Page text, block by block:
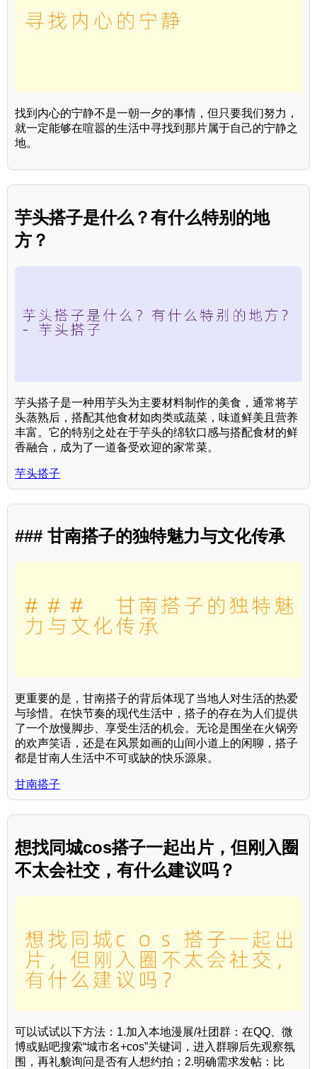
找到内心的宁静不是一朝一夕的事情，但只要我们努力，
就一定能够在喧嚣的生活中寻找到那片属于自己的宁静之
地。
芋头搭子是什么？有什么特别的地
方？
芋头搭子是一种用芋头为主要材料制作的美食，通常将芋
头蒸熟后，搭配其他食材如肉类或蔬菜，味道鲜美且营养
丰富。它的特别之处在于芋头的绵软口感与搭配食材的鲜
香融合，成为了一道备受欢迎的家常菜。
芋头搭子
### 甘南搭子的独特魅力与文化传承
更重要的是，甘南搭子的背后体现了当地人对生活的热爱
与珍惜。在快节奏的现代生活中，搭子的存在为人们提供
了一个放慢脚步、享受生活的机会。无论是围坐在火锅旁
的欢声笑语，还是在风景如画的山间小道上的闲聊，搭子
都是甘南人生活中不可或缺的快乐源泉。
甘南搭子
想找同城cos搭子一起出片，但刚入圈
不太会社交，有什么建议吗？
可以试试以下方法：1.加入本地漫展/社团群：在QQ、微
博或贴吧搜索“城市名+cos”关键词，进入群聊后先观察氛
围，再礼貌询问是否有人想约拍；2.明确需求发帖：比